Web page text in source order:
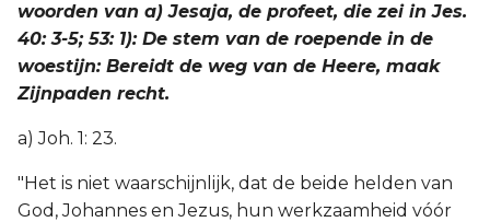
woorden van a) Jesaja, de profeet, die zei in Jes.
40: 3-5; 53: 1): De stem van de roepende in de
woestijn: Bereidt de weg van de Heere, maak
Zijnpaden recht.
a) Joh. 1: 23.
"Het is niet waarschijnlijk, dat de beide helden van
God, Johannes en Jezus, hun werkzaamheid vóór